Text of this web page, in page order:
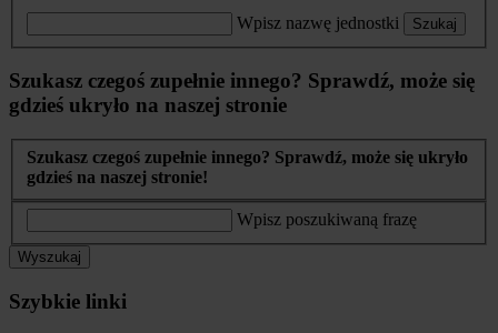
Wpisz nazwę jednostki Szukaj
Szukasz czegoś zupełnie innego? Sprawdź, może się
gdzieś ukryło na naszej stronie
Szukasz czegoś zupełnie innego? Sprawdź, może się ukryło
gdzieś na naszej stronie!
Wpisz poszukiwaną frazę
Wyszukaj
Szybkie linki